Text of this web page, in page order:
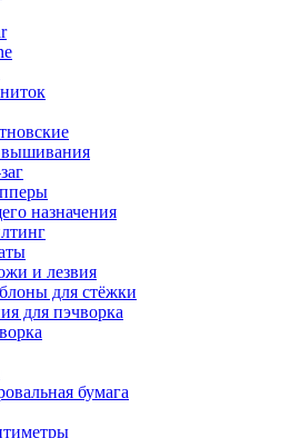
назначения
и лезвия
для стёжки
для пэчворка
бумага